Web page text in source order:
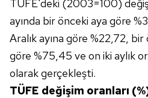
TÜFE'deki (2003=100)
ayında bir önceki aya göre
Aralık ayına göre %22,72, bir
göre %75,45 ve on iki aylık
olarak gerçekleşti.
TÜFE değişim oranları